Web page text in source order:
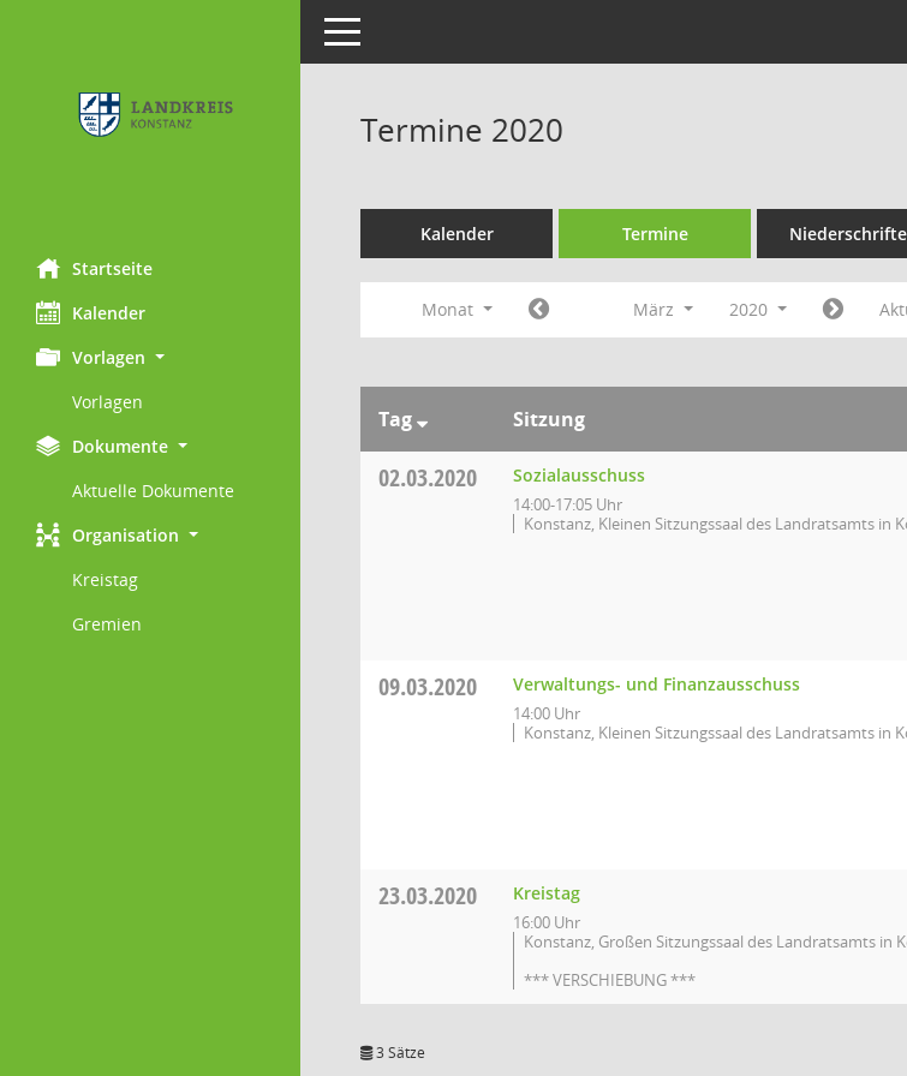
Startseite
Kalender
Vorlagen
Vorlagen
Dokumente
Aktuelle Dokumente
Organisation
Kreistag
Gremien
Toggle navigation
Termine 2020
Kalender Termine
Monat März 2020
Tag Sitzung
02.03.2020 Sozialausschuss
14:00-17:05 Uhr
Konstanz, Kleinen Sitzungssaal des Landratsamts in
09.03.2020 Verwaltungs- und Finanzausschuss
14:00 Uhr
Konstanz, Kleinen Sitzungssaal des Landratsamts in
23.03.2020 Kreistag
16:00 Uhr
Konstanz, Großen Sitzungssaal des Landratsamts in
*** VERSCHIEBUNG ***
3 Sätze